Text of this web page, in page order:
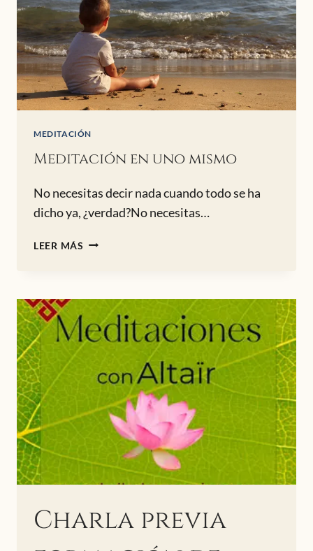
MEDITACIÓN
Meditación en uno mismo
No necesitas decir nada cuando todo se ha
dicho ya, ¿verdad?No necesitas…
LEER MÁS MEDITACIÓN
Charla previa